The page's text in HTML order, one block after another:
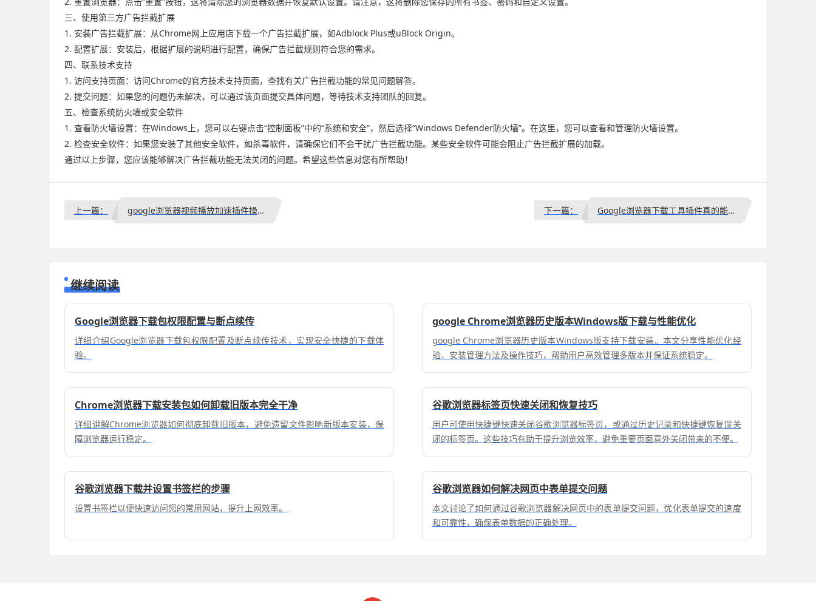
三、使用第三方广告拦截扩展
1. 安装广告拦截扩展：从Chrome网上应用店下载一个广告拦截扩展，如Adblock Plus或uBlock Origin。
2. 配置扩展：安装后，根据扩展的说明进行配置，确保广告拦截规则符合您的需求。
四、联系技术支持
1. 访问支持页面：访问Chrome的官方技术支持页面，查找有关广告拦截功能的常见问题解答。
2. 提交问题：如果您的问题仍未解决，可以通过该页面提交具体问题，等待技术支持团队的回复。
五、检查系统防火墙或安全软件
1. 查看防火墙设置：在Windows上，您可以右键点击“控制面板”中的“系统和安全”，然后选择“Windows Defender防火墙”。在这里，您可以查看和管理防火墙设置。
2. 检查安全软件：如果您安装了其他安全软件，如杀毒软件，请确保它们不会干扰广告拦截功能。某些安全软件可能会阻止广告拦截扩展的加载。
通过以上步骤，您应该能够解决广告拦截功能无法关闭的问题。希望这些信息对您有所帮助！
上一篇： google浏览器视频播放加速插件操作方法案例 下一篇： Google浏览器下载工具插件真的能加速下载吗
继续阅读
Google浏览器下载包权限配置与断点续传
详细介绍Google浏览器下载包权限配置及断点续传技术，实现安全快捷的下载体
验。
google Chrome浏览器历史版本Windows版下载与性能优化
google Chrome浏览器历史版本Windows版支持下载安装。本文分享性能优化经
验、安装管理方法及操作技巧，帮助用户高效管理多版本并保证系统稳定。
Chrome浏览器下载安装包如何卸载旧版本完全干净
详细讲解Chrome浏览器如何彻底卸载旧版本，避免遗留文件影响新版本安装，保
障浏览器运行稳定。
谷歌浏览器标签页快速关闭和恢复技巧
用户可使用快捷键快速关闭谷歌浏览器标签页，或通过历史记录和快捷键恢复误关
闭的标签页。这些技巧有助于提升浏览效率，避免重要页面意外关闭带来的不便。
谷歌浏览器下载并设置书签栏的步骤
设置书签栏以便快速访问您的常用网站，提升上网效率。
谷歌浏览器如何解决网页中表单提交问题
本文讨论了如何通过谷歌浏览器解决网页中的表单提交问题，优化表单提交的速度
和可靠性，确保表单数据的正确处理。